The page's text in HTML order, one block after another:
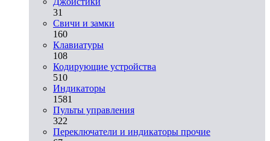
31
Свичи и замки
160
Клавиатуры
108
Кодирующие устройства
510
Индикаторы
1581
Пульты управления
322
Переключатели и индикаторы прочие